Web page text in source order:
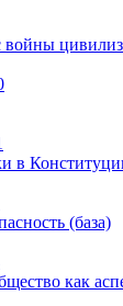
войны
в
(база)
как